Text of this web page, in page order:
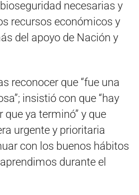
necesarias y
recursos económicos y
del apoyo de Nación y
reconocer que “fue una
insistió con que “hay
que ya terminó” y que
urgente y prioritaria
con los buenos hábitos
durante el